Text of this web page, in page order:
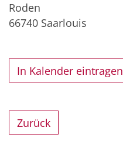
Roden
66740 Saarlouis
In Kalender eintragen
Zurück